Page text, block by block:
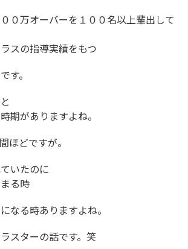
０万オーバーを１００名以上輩出して
スの指導実績をもつ
す。
期がありますよね。
ほどですが。
いたのに
る時
なる時ありますよね。
スターの話です。笑